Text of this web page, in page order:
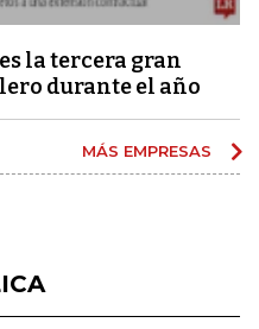
la tercera gran
durante el año
MÁS EMPRESAS